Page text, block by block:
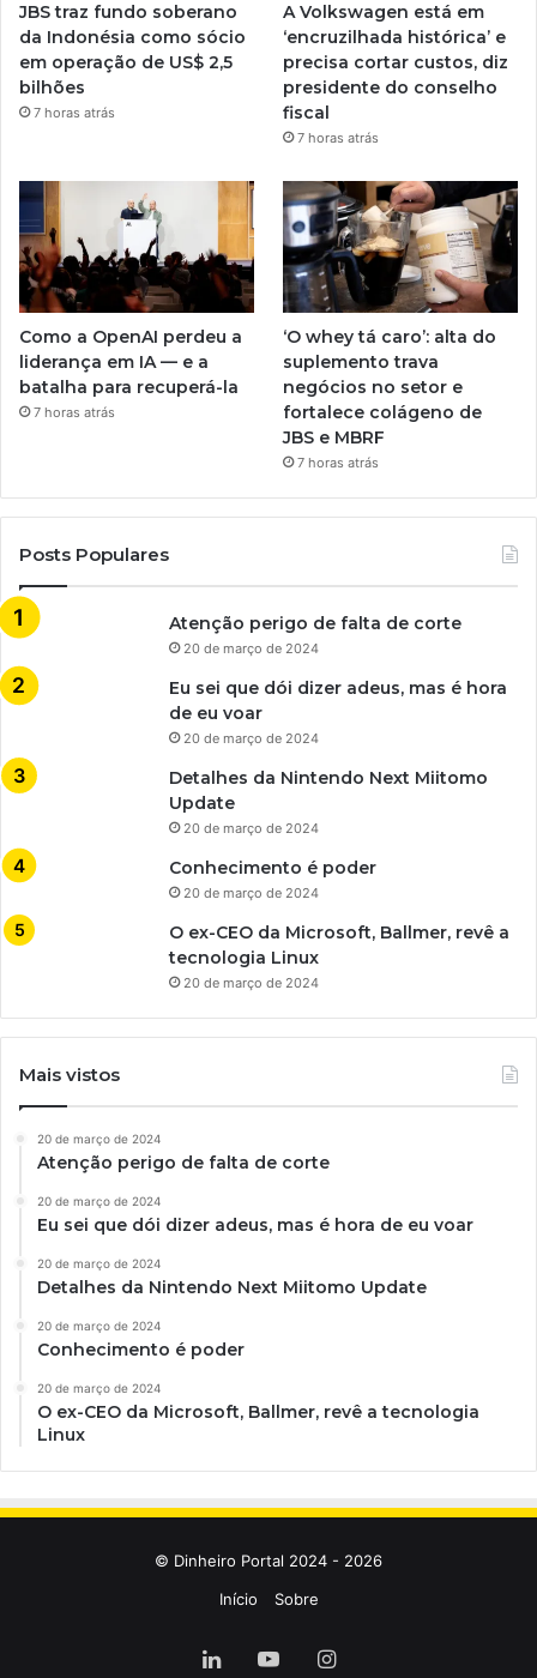
JBS traz fundo soberano
da Indonésia como sócio
em operação de US$ 2,5
bilhões
7 horas atrás
A Volkswagen está em
‘encruzilhada histórica’ e
precisa cortar custos, diz
presidente do conselho
fiscal
7 horas atrás
Como a OpenAI perdeu a
liderança em IA — e a
batalha para recuperá-la
7 horas atrás
‘O whey tá caro’: alta do
suplemento trava
negócios no setor e
fortalece colágeno de
JBS e MBRF
7 horas atrás
Posts Populares
Atenção perigo de falta de corte
20 de março de 2024
Eu sei que dói dizer adeus, mas é hora
de eu voar
20 de março de 2024
Detalhes da Nintendo Next Miitomo
Update
20 de março de 2024
Conhecimento é poder
20 de março de 2024
O ex-CEO da Microsoft, Ballmer, revê a
tecnologia Linux
20 de março de 2024
Mais vistos
20 de março de 2024
Atenção perigo de falta de corte
20 de março de 2024
Eu sei que dói dizer adeus, mas é hora de eu voar
20 de março de 2024
Detalhes da Nintendo Next Miitomo Update
20 de março de 2024
Conhecimento é poder
20 de março de 2024
O ex-CEO da Microsoft, Ballmer, revê a tecnologia
Linux
© Dinheiro Portal 2024 - 2026
Início
Sobre
LinkedinYouTubeInstagram